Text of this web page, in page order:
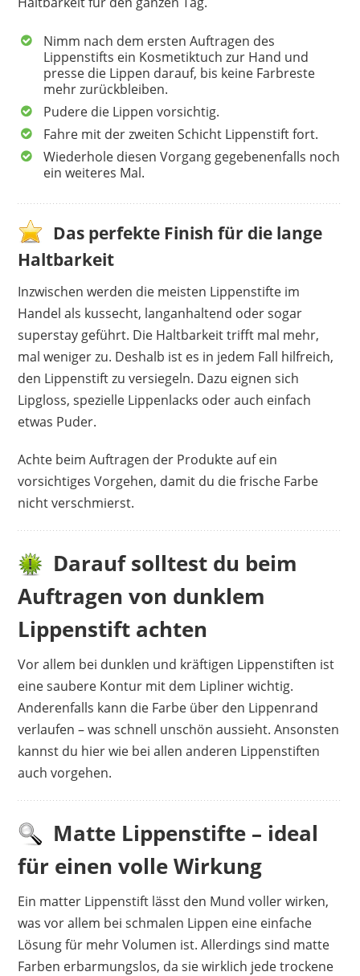
Nimm nach dem ersten Auftragen des
Lippenstifts ein Kosmetiktuch zur Hand und
presse die Lippen darauf, bis keine Farbreste
mehr zurückbleiben.
Pudere die Lippen vorsichtig.
Fahre mit der zweiten Schicht Lippenstift fort.
Wiederhole diesen Vorgang gegebenenfalls noch
ein weiteres Mal.
Das perfekte Finish für die lange
Haltbarkeit
Inzwischen werden die meisten Lippenstifte im
Handel als kussecht, langanhaltend oder sogar
superstay geführt. Die Haltbarkeit trifft mal mehr,
mal weniger zu. Deshalb ist es in jedem Fall hilfreich,
den Lippenstift zu versiegeln. Dazu eignen sich
Lipgloss, spezielle Lippenlacks oder auch einfach
etwas Puder.
Achte beim Auftragen der Produkte auf ein
vorsichtiges Vorgehen, damit du die frische Farbe
nicht verschmierst.
Darauf solltest du beim
Auftragen von dunklem
Lippenstift achten
Vor allem bei dunklen und kräftigen Lippenstiften ist
eine saubere Kontur mit dem Lipliner wichtig.
Anderenfalls kann die Farbe über den Lippenrand
verlaufen – was schnell unschön aussieht. Ansonsten
kannst du hier wie bei allen anderen Lippenstiften
auch vorgehen.
Matte Lippenstifte – ideal
für einen volle Wirkung
Ein matter Lippenstift lässt den Mund voller wirken,
was vor allem bei schmalen Lippen eine einfache
Lösung für mehr Volumen ist. Allerdings sind matte
Farben erbarmungslos, da sie wirklich jede trockene